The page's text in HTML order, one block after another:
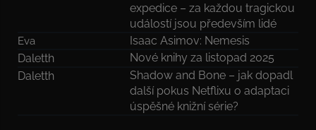
expedice – za každou tragickou
událostí jsou především lidé
Eva
Isaac Asimov: Nemesis
Daletth
Nové knihy za listopad 2025
Daletth
Shadow and Bone – jak dopadl
další pokus Netflixu o adaptaci
úspěšné knižní série?